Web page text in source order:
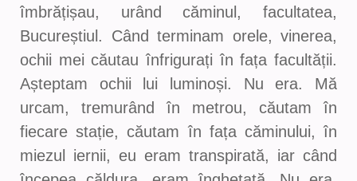
îmbrățișau, urând căminul, facultatea,
Bucureștiul. Când terminam orele, vinerea,
ochii mei căutau înfrigurați în fața facultății.
Așteptam ochii lui luminoși. Nu era. Mă
urcam, tremurând în metrou, căutam în
fiecare stație, căutam în fața căminului, în
miezul iernii, eu eram transpirată, iar când